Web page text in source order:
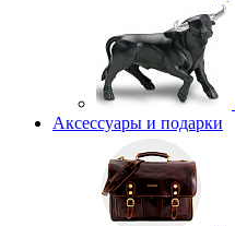
Аксессуары и подарки